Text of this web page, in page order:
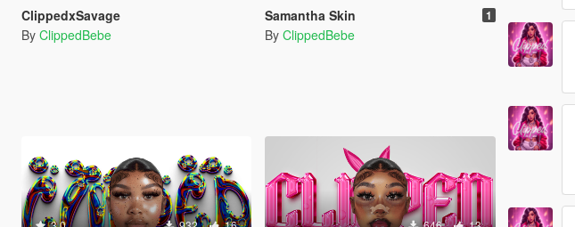
ClippedxSavage
By ClippedBebe
Samantha Skin 1
By ClippedBebe